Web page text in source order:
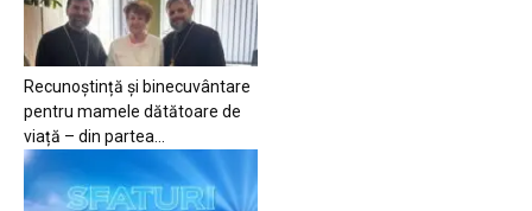
Recunoștință și binecuvântare
pentru mamele dătătoare de
viață – din partea...